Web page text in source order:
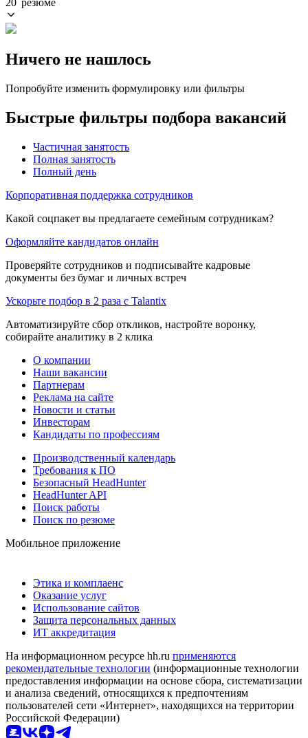
Ничего не нашлось
Попробуйте изменить формулировку или фильтры
Быстрые фильтры подбора вакансий
Частичная занятость
Полная занятость
Полный день
Корпоративная поддержка сотрудников
Какой соцпакет вы предлагаете семейным сотрудникам?
Оформляйте кандидатов онлайн
Проверяйте сотрудников и подписывайте кадровые
документы без бумаг и личных встреч
Ускорьте подбор в 2 раза с Talantix
Автоматизируйте сбор откликов, настройте воронку,
собирайте аналитику в 2 клика
О компании
Наши вакансии
Партнерам
Реклама на сайте
Новости и статьи
Инвесторам
Кандидаты по профессиям
Производственный календарь
Требования к ПО
Безопасный HeadHunter
HeadHunter API
Поиск работы
Поиск по резюме
Мобильное приложение
Этика и комплаенс
Оказание услуг
Использование сайтов
Защита персональных данных
ИТ аккредитация
На информационном ресурсе hh.ru применяются
рекомендательные технологии (информационные технологии
предоставления информации на основе сбора, систематизации
и анализа сведений, относящихся к предпочтениям
пользователей сети «Интернет», находящихся на территории
Российской Федерации)